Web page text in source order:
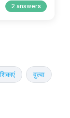
2 answers
वुल्वा